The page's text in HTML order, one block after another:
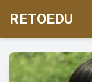
RETOEDU